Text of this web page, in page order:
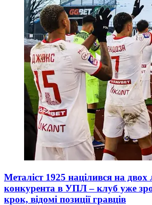
Металіст 1925 націлився на двох
конкурента в УПЛ – клуб уже
крок, відомі позиції гравців